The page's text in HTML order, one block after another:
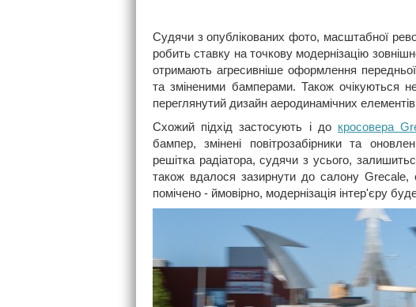
Судячи з опублікованих фото, масштабної
робить ставку на точкову модернізацію
отримають агресивніше оформлення
та зміненими бамперами. Також очікуються
переглянутий дизайн аеродинамічних
Схожий підхід застосують і до кросовера
бампер, змінені повітрозабірники та
решітка радіатора, судячи з усього,
також вдалося зазирнути до салону Grecale,
помічено - ймовірно, модернізація інтер'єру